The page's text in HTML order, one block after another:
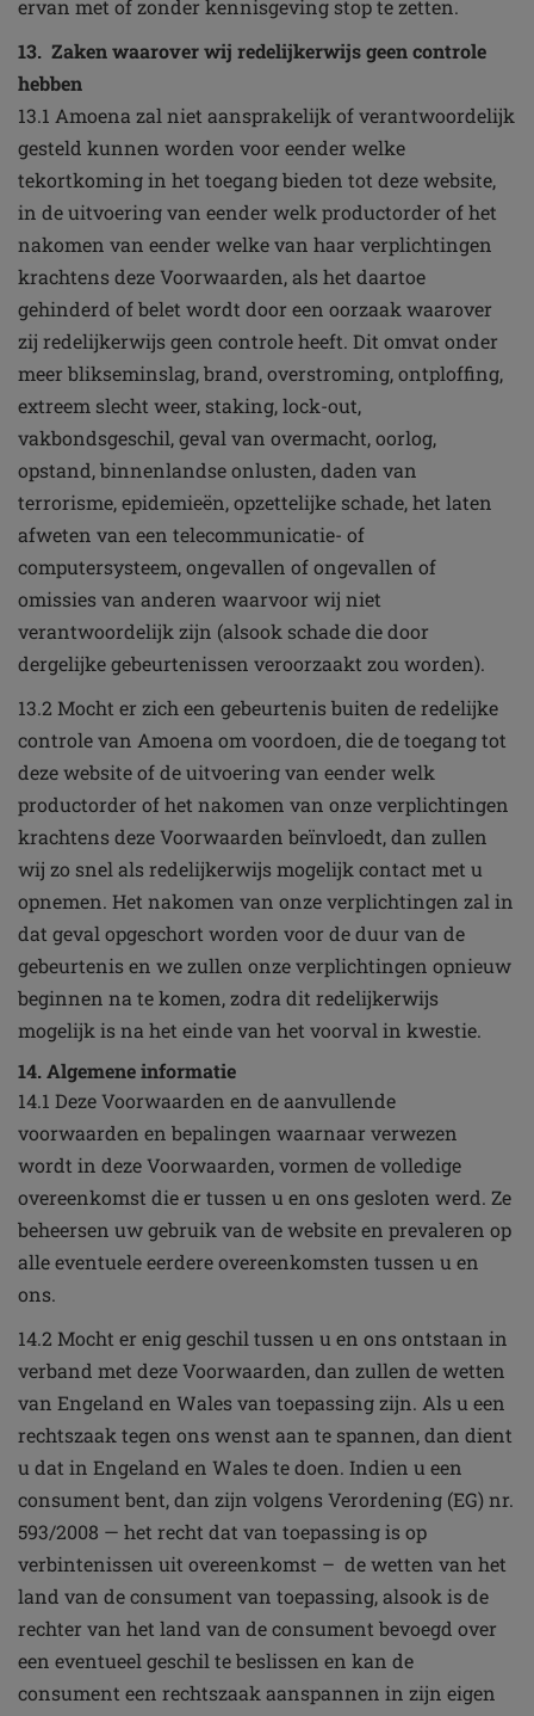
ervan met of zonder kennisgeving stop te zetten.
13. Zaken waarover wij redelijkerwijs geen controle
hebben
13.1 Amoena zal niet aansprakelijk of verantwoordelijk
gesteld kunnen worden voor eender welke
tekortkoming in het toegang bieden tot deze website,
in de uitvoering van eender welk productorder of het
nakomen van eender welke van haar verplichtingen
krachtens deze Voorwaarden, als het daartoe
gehinderd of belet wordt door een oorzaak waarover
zij redelijkerwijs geen controle heeft. Dit omvat onder
meer blikseminslag, brand, overstroming, ontploffing,
extreem slecht weer, staking, lock-out,
vakbondsgeschil, geval van overmacht, oorlog,
opstand, binnenlandse onlusten, daden van
terrorisme, epidemieën, opzettelijke schade, het laten
afweten van een telecommunicatie- of
computersysteem, ongevallen of ongevallen of
omissies van anderen waarvoor wij niet
verantwoordelijk zijn (alsook schade die door
dergelijke gebeurtenissen veroorzaakt zou worden).
13.2 Mocht er zich een gebeurtenis buiten de redelijke
controle van Amoena om voordoen, die de toegang tot
deze website of de uitvoering van eender welk
productorder of het nakomen van onze verplichtingen
krachtens deze Voorwaarden beïnvloedt, dan zullen
wij zo snel als redelijkerwijs mogelijk contact met u
opnemen. Het nakomen van onze verplichtingen zal in
dat geval opgeschort worden voor de duur van de
gebeurtenis en we zullen onze verplichtingen opnieuw
beginnen na te komen, zodra dit redelijkerwijs
mogelijk is na het einde van het voorval in kwestie.
14. Algemene informatie
14.1 Deze Voorwaarden en de aanvullende
voorwaarden en bepalingen waarnaar verwezen
wordt in deze Voorwaarden, vormen de volledige
overeenkomst die er tussen u en ons gesloten werd. Ze
beheersen uw gebruik van de website en prevaleren op
alle eventuele eerdere overeenkomsten tussen u en
ons.
14.2 Mocht er enig geschil tussen u en ons ontstaan in
verband met deze Voorwaarden, dan zullen de wetten
van Engeland en Wales van toepassing zijn. Als u een
rechtszaak tegen ons wenst aan te spannen, dan dient
u dat in Engeland en Wales te doen. Indien u een
consument bent, dan zijn volgens Verordening (EG) nr.
593/2008 — het recht dat van toepassing is op
verbintenissen uit overeenkomst – de wetten van het
land van de consument van toepassing, alsook is de
rechter van het land van de consument bevoegd over
een eventueel geschil te beslissen en kan de
consument een rechtszaak aanspannen in zijn eigen